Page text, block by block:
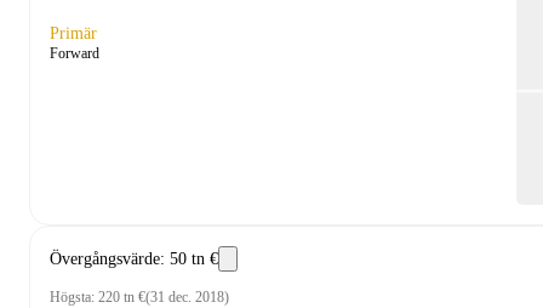
Primär
Forward
Övergångsvärde: 50 tn €
Högsta: 220 tn €(31 dec. 2018)